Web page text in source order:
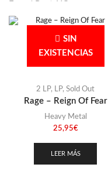
Grindcore (85)
(48)
Otros (38)
SIN
EXISTENCIAS
2 LP, LP, Sold Out
Rage – Reign Of Fear
Heavy Metal
25,95€
LEER MÁS